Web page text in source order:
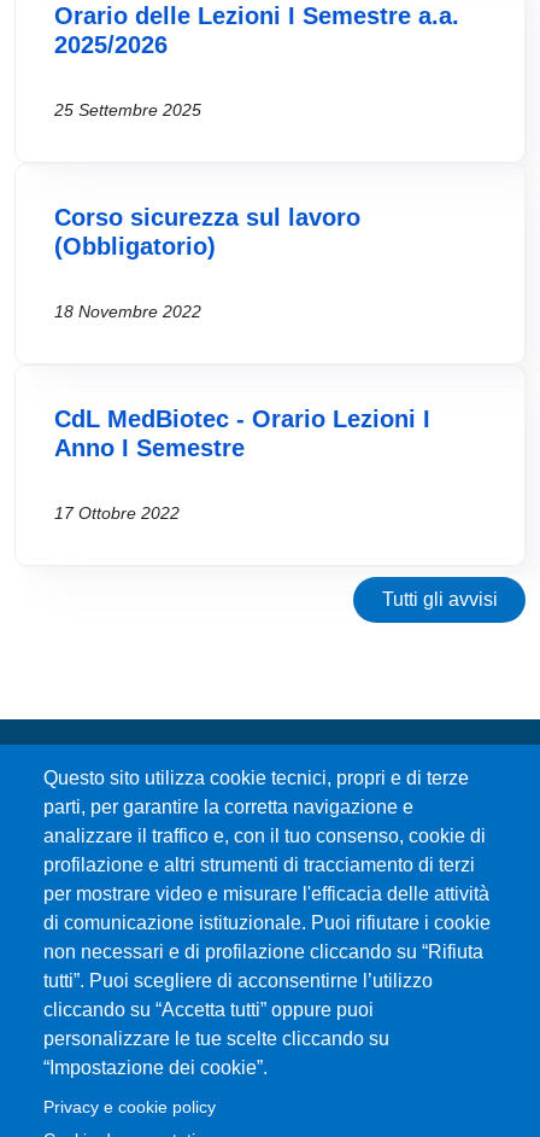
Orario delle Lezioni I Semestre a.a.
2025/2026
25 Settembre 2025
Corso sicurezza sul lavoro
(Obbligatorio)
18 Novembre 2022
CdL MedBiotec - Orario Lezioni I
Anno I Semestre
17 Ottobre 2022
Tutti gli avvisi
Questo sito utilizza cookie tecnici, propri e di terze
parti, per garantire la corretta navigazione e
analizzare il traffico e, con il tuo consenso, cookie di
profilazione e altri strumenti di tracciamento di terzi
per mostrare video e misurare l'efficacia delle attività
di comunicazione istituzionale. Puoi rifiutare i cookie
non necessari e di profilazione cliccando su “Rifiuta
tutti”. Puoi scegliere di acconsentirne l’utilizzo
cliccando su “Accetta tutti” oppure puoi
personalizzare le tue scelte cliccando su
“Impostazione dei cookie”.
Privacy e cookie policy
Università degli Studi di Messina
Piazza Pugliatti, 1 - 98122 Messina
Cod. Fiscale 80004070837
P.IVA 00724160833
Centralino: 090 676 1
MENÙ SOCIAL